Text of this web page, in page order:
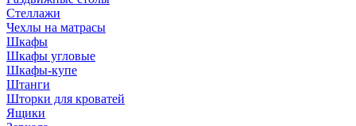
Стеллажи
Чехлы на матрасы
Шкафы
Шкафы угловые
Шкафы-купе
Штанги
Шторки для кроватей
Ящики